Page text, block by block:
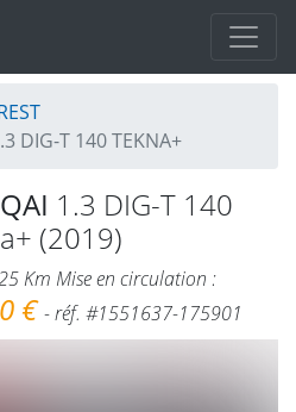
DIG-T 140 TEKNA+
1.3 DIG-T 140
(2019)
Km Mise en circulation :
€- réf. #1551637-175901